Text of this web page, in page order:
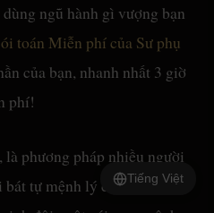
ngũ hành gì vượng bạn
toán Miễn phí của Sư phụ
của bạn, nhanh nhất 3 giờ
phí!
phương pháp nhiều người
tự mệnh lý chủ lưu và
Tiếng Việt